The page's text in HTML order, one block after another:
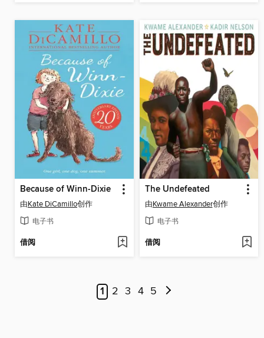
Because of Winn-Dixie
由Kate DiCamillo创作
电子书
借阅
The Undefeated
由Kwame Alexander创作
电子书
借阅
1 2 3 4 5